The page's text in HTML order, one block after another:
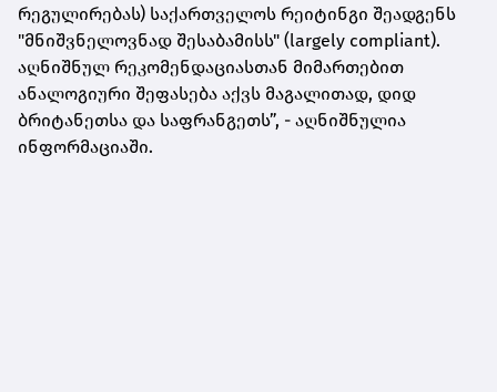
რეგულირებას) საქართველოს რეიტინგი შეადგენს
"მნიშვნელოვნად შესაბამისს" (largely compliant).
აღნიშნულ რეკომენდაციასთან მიმართებით
ანალოგიური შეფასება აქვს მაგალითად, დიდ
ბრიტანეთსა და საფრანგეთს”, - აღნიშნულია
ინფორმაციაში.